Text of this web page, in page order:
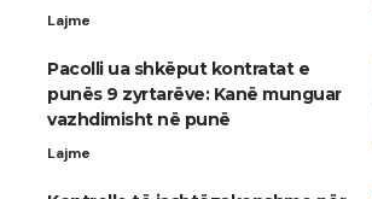
Lajme
Pacolli ua shkëput kontratat e
punës 9 zyrtarëve: Kanë munguar
vazhdimisht në punë
Lajme